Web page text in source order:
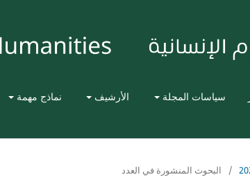
سياسات المجلة الأرشيف نماذج مهمة
/ البحوث المنشورة في العدد